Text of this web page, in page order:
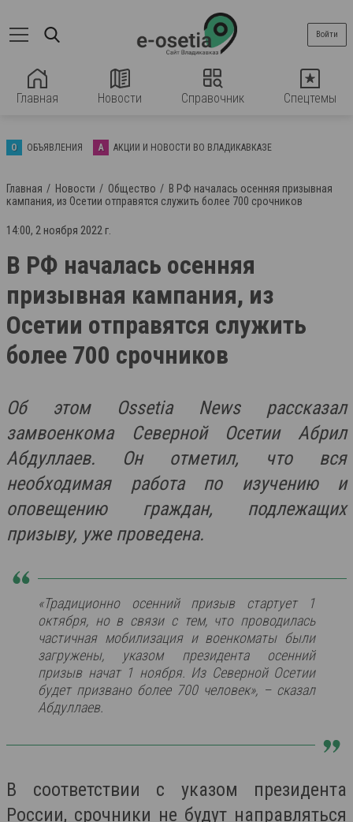
Главная Новости Справочник Спецтемы
Войти
О ОБЪЯВЛЕНИЯ А АКЦИИ И НОВОСТИ ВО ВЛАДИКАВКАЗЕ
Главная Новости Общество
В РФ началась осенняя призывная
кампания, из Осетии отправятся служить более 700 срочников
14:00, 2 ноября 2022 г.
В РФ началась осенняя
призывная кампания, из
Осетии отправятся служить
более 700 срочников
Об этом Ossetia News рассказал
замвоенкома Северной Осетии Абрил
Абдуллаев. Он отметил, что вся
необходимая работа по изучению и
оповещению граждан, подлежащих
призыву, уже проведена.
«Традиционно осенний призыв стартует 1
октября, но в связи с тем, что проводилась
частичная мобилизация и военкоматы были
загружены, указом президента осенний
призыв начат 1 ноября. Из Северной Осетии
будет призвано более 700 человек», – сказал
Абдуллаев.
В соответствии с указом президента
России, срочники не будут направляться